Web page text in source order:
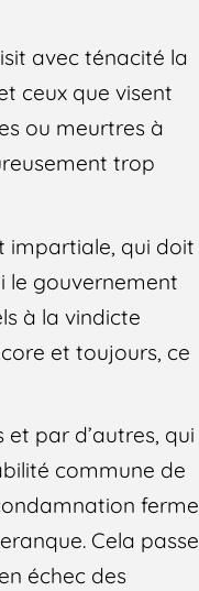
avec ténacité la
ceux que visent
ou meurtres à
trop
impartiale, qui doit
le gouvernement
à la vindicte
et toujours, ce
par d’autres, qui
commune de
ferme
Cela passe
échec des